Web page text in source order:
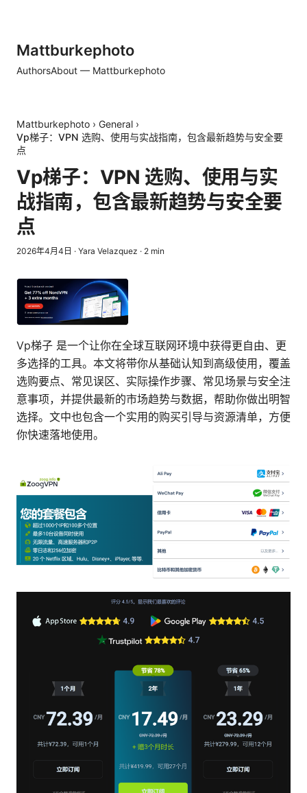
Mattburkephoto
AuthorsAbout — Mattburkephoto
Mattburkephoto › General ›
Vp梯子：VPN 选购、使用与实战指南，包含最新趋势与安全要
点
Vp梯子：VPN 选购、使用与实
战指南，包含最新趋势与安全要
点
2026年4月4日 · Yara Velazquez · 2 min
Vp梯子 是一个让你在全球互联网环境中获得更自由、更
多选择的工具。本文将带你从基础认知到高级使用，覆盖
选购要点、常见误区、实际操作步骤、常见场景与安全注
意事项，并提供最新的市场趋势与数据，帮助你做出明智
选择。文中也包含一个实用的购买引导与资源清单，方便
你快速落地使用。